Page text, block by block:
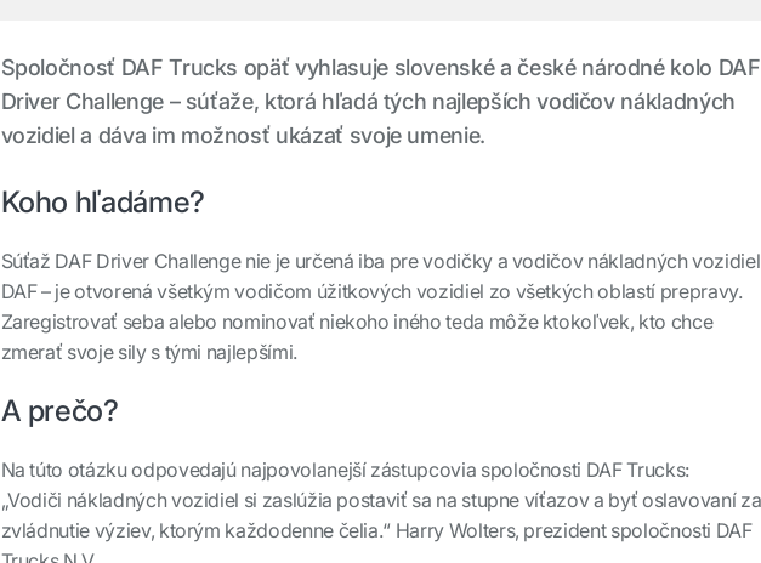
Spoločnosť DAF Trucks opäť vyhlasuje slovenské a české národné kolo DAF
Driver Challenge – súťaže, ktorá hľadá tých najlepších vodičov nákladných
vozidiel a dáva im možnosť ukázať svoje umenie.
Koho hľadáme?
Súťaž DAF Driver Challenge nie je určená iba pre vodičky a vodičov nákladných vozidiel
DAF – je otvorená všetkým vodičom úžitkových vozidiel zo všetkých oblastí prepravy.
Zaregistrovať seba alebo nominovať niekoho iného teda môže ktokoľvek, kto chce
zmerať svoje sily s tými najlepšími.
A prečo?
Na túto otázku odpovedajú najpovolanejší zástupcovia spoločnosti DAF Trucks:
„Vodiči nákladných vozidiel si zaslúžia postaviť sa na stupne víťazov a byť oslavovaní za
zvládnutie výziev, ktorým každodenne čelia.“ Harry Wolters, prezident spoločnosti DAF